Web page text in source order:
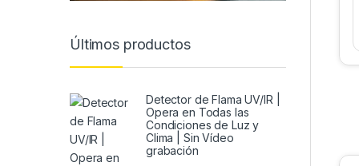
Últimos productos
Detector de Flama UV/IR |
Opera en Todas las
Condiciones de Luz y
Clima | Sin Vídeo
grabación